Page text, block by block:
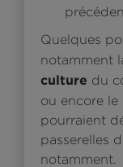
Quelques
notamment
culture du
ou encore le
pourraient
passerelles
notamment.